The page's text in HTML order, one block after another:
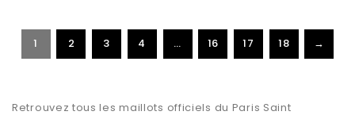
1 2 3 4 … 16 17 18 →
Retrouvez tous les maillots officiels du Paris Saint